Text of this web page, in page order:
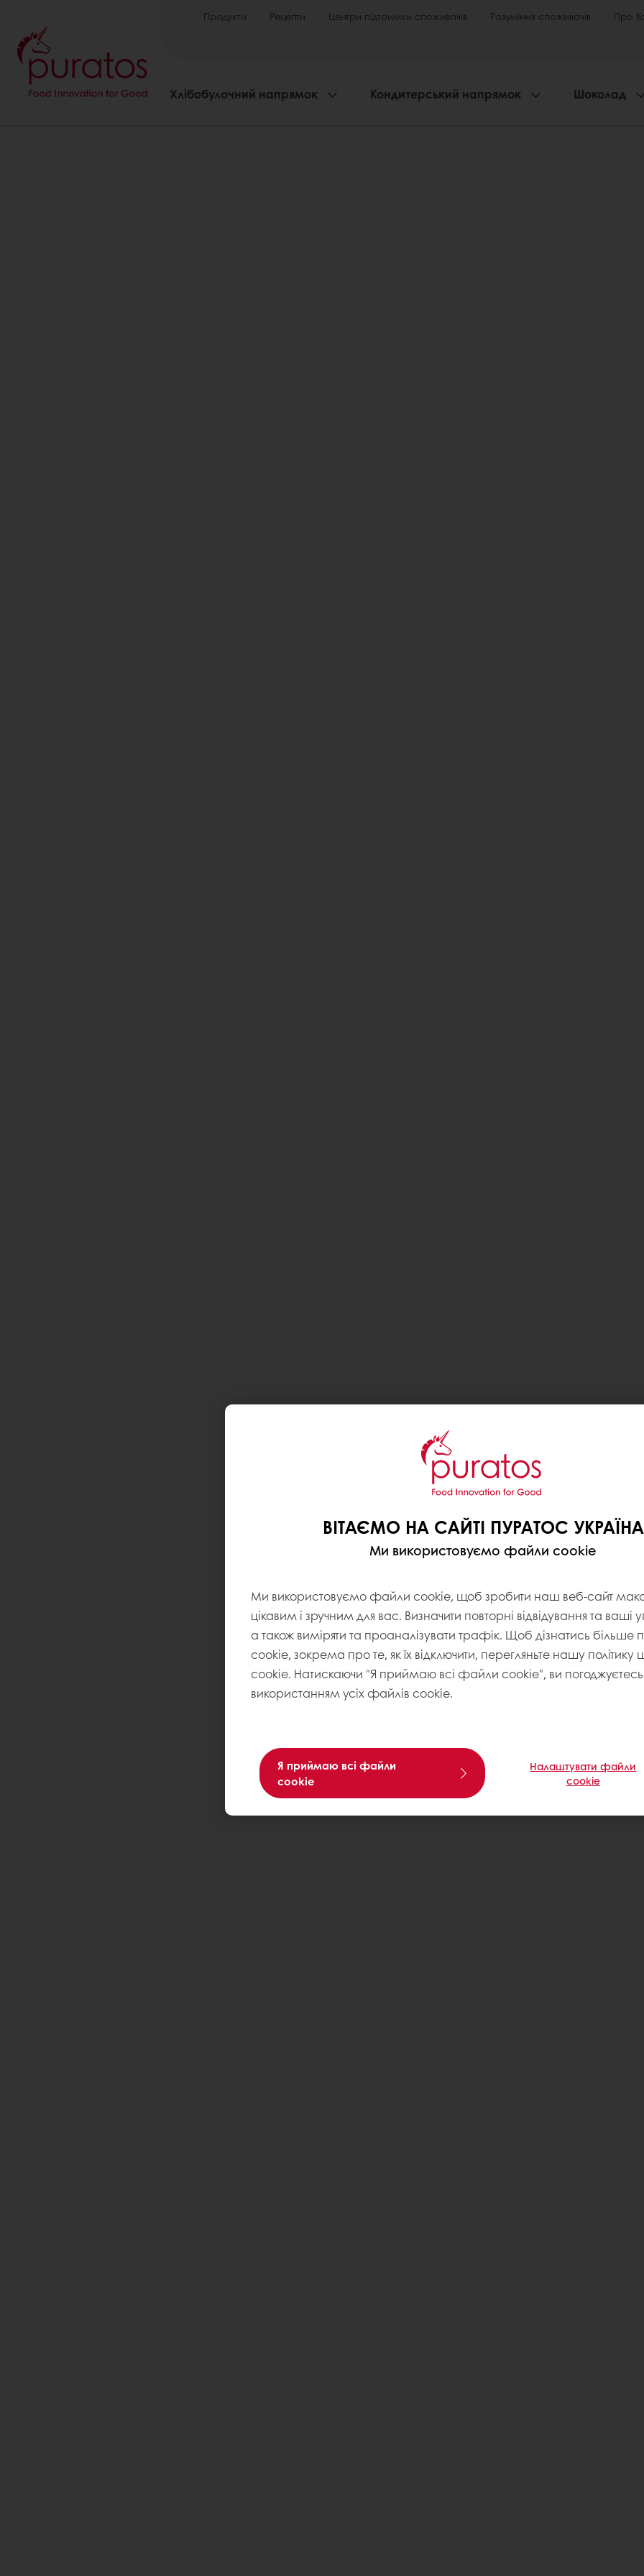
Продукти Рецепти Центри підтримки споживачів Розуміння споживачів Про
Хлібобулочний напрямок Кондитерський напрямок Шоколад
ВІТАЄМО НА САЙТІ ПУРАТОС УКРАЇНА
Ми використовуємо файли cookie
Ми використовуємо файли cookie, щоб зробити наш веб-сайт
цікавим і зручним для вас. Визначити повторні відвідування та ваші
а також виміряти та проаналізувати трафік. Щоб дізнатись
cookie, зокрема про те, як їх відключити, перегляньте нашу
cookie. Натискаючи "Я приймаю всі файли cookie", ви погоджуєтесь
використанням усіх файлів cookie.
Я приймаю всі файли
cookie
Налаштувати файли
cookie